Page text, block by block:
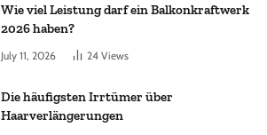
Wie viel Leistung darf ein Balkonkraftwerk
2026 haben?
July 11, 2026 24 Views
Die häufigsten Irrtümer über
Haarverlängerungen